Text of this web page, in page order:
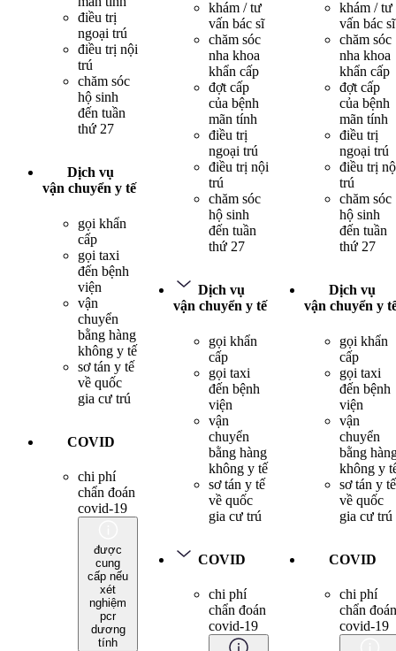
điều trị
ngoại trú
điều trị nội
trú
chăm sóc
hộ sinh
đến tuần
thứ 27
Dịch vụ
vận chuyển y tế
gọi khẩn
cấp
gọi taxi
đến bệnh
viện
vận
chuyển
bằng hàng
không y tế
sơ tán y tế
về quốc
gia cư trú
COVID
chi phí
chẩn đoán
covid-19
được
cung
cấp nếu
xét
nghiệm
pcr
dương
tính
khám / tư
vấn bác sĩ
chăm sóc
nha khoa
khẩn cấp
đợt cấp
của bệnh
mãn tính
điều trị
ngoại trú
điều trị nội
trú
chăm sóc
hộ sinh
đến tuần
thứ 27
Dịch vụ
vận chuyển y tế
gọi khẩn
cấp
gọi taxi
đến bệnh
viện
vận
chuyển
bằng hàng
không y tế
sơ tán y tế
về quốc
gia cư trú
COVID
chi phí
chẩn đoán
covid-19
khám / tư
vấn bác sĩ
chăm sóc
nha khoa
khẩn cấp
đợt cấp
của bệnh
mãn tính
điều trị
ngoại trú
điều trị
trú
chăm sóc
hộ sinh
đến tuần
thứ 27
Dịch vụ
vận chuyển y
gọi khẩn
cấp
gọi taxi
đến bệnh
viện
vận
chuyển
bằng
không y
sơ tán y tế
về quốc
gia cư trú
COVID
chi phí
chẩn đoán
covid-19